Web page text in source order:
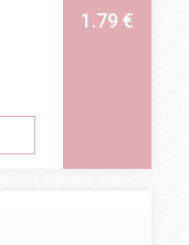
1.79 €